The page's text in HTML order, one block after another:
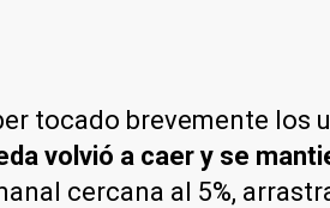
tocado brevemente los
volvió a caer y se
cercana al 5%,